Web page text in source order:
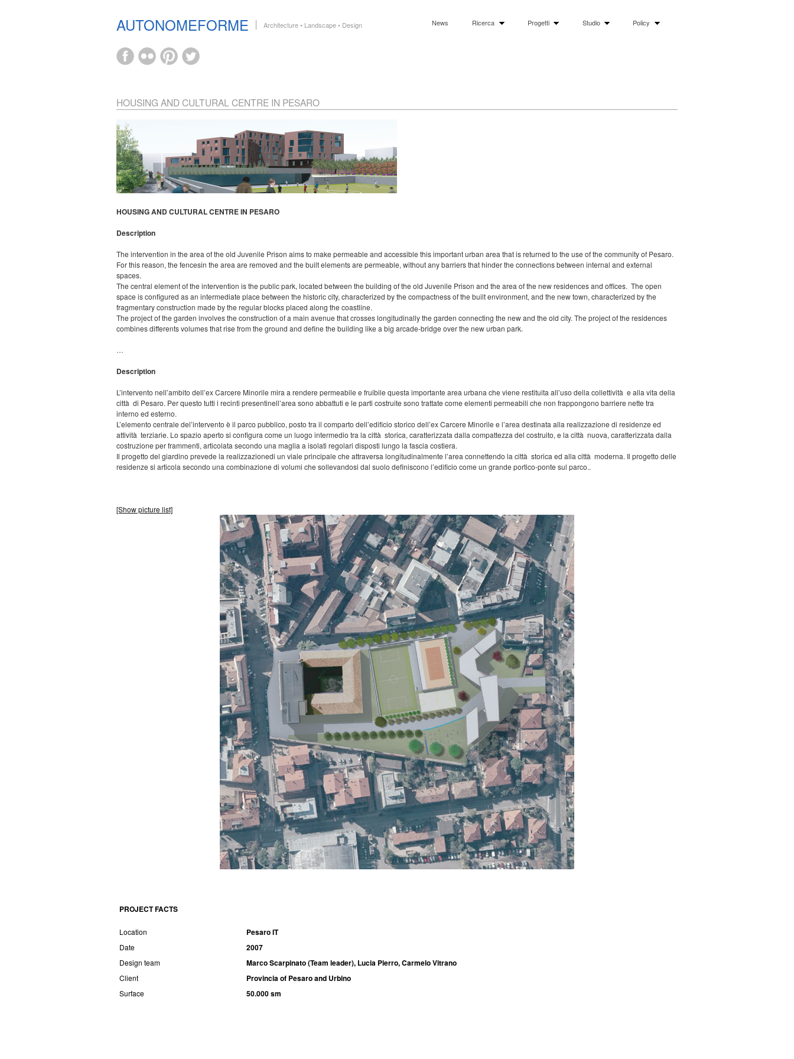
AUTONOMEFORME Architecture • Landscape • Design News Ricerca Progetti Studio Policy
HOUSING AND CULTURAL CENTRE IN PESARO
HOUSING AND CULTURAL CENTRE IN PESARO
Description
The intervention in the area of the old Juvenile Prison aims to make permeable and accessible this important urban area that is returned to the use of the community of Pesaro.
For this reason, the fencesin the area are removed and the built elements are permeable, without any barriers that hinder the connections between internal and external
spaces.
The central element of the intervention is the public park, located between the building of the old Juvenile Prison and the area of the new residences and offices. The open
space is configured as an intermediate place between the historic city, characterized by the compactness of the built environment, and the new town, characterized by the
fragmentary construction made by the regular blocks placed along the coastline.
The project of the garden involves the construction of a main avenue that crosses longitudinally the garden connecting the new and the old city. The project of the residences
combines differents volumes that rise from the ground and define the building like a big arcade-bridge over the new urban park.
…
Description
L’intervento nell’ambito dell’ex Carcere Minorile mira a rendere permeabile e fruibile questa importante area urbana che viene restituita all’uso della collettività e alla vita della
città di Pesaro. Per questo tutti i recinti presentinell’area sono abbattuti e le parti costruite sono trattate come elementi permeabili che non frappongono barriere nette tra
interno ed esterno.
L’elemento centrale del’intervento è il parco pubblico, posto tra il comparto dell’edificio storico dell’ex Carcere Minorile e l’area destinata alla realizzazione di residenze ed
attività terziarie. Lo spazio aperto si configura come un luogo intermedio tra la città storica, caratterizzata dalla compattezza del costruito, e la città nuova, caratterizzata dalla
costruzione per frammenti, articolata secondo una maglia a isolati regolari disposti lungo la fascia costiera.
Il progetto del giardino prevede la realizzazionedi un viale principale che attraversa longitudinalmente l’area connettendo la città storica ed alla città moderna. Il progetto delle
residenze si articola secondo una combinazione di volumi che sollevandosi dal suolo definiscono l’edificio come un grande portico-ponte sul parco..
[Show picture list]
PROJECT FACTS
Location Pesaro IT
Date 2007
Design team Marco Scarpinato (Team leader), Lucia Pierro, Carmelo Vitrano
Client Provincia of Pesaro and Urbino
Surface 50.000 sm